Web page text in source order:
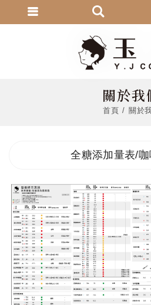
關於我
首頁 關於
全糖添加量表/